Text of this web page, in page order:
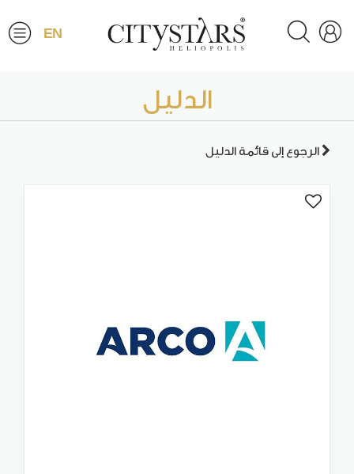
EN
الدليل
الرجوع إلى قائمة الدليل